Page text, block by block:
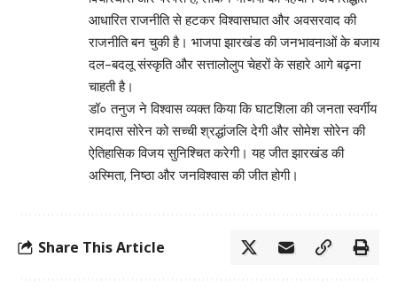
आधारित राजनीति से हटकर विश्वासघात और अवसरवाद की
राजनीति बन चुकी है। भाजपा झारखंड की जनभावनाओं के बजाय
दल-बदलू संस्कृति और सत्तालोलुप चेहरों के सहारे आगे बढ़ना
चाहती है।
डॉ० तनुज ने विश्वास व्यक्त किया कि घाटशिला की जनता स्वर्गीय
रामदास सोरेन को सच्ची श्रद्धांजलि देगी और सोमेश सोरेन की
ऐतिहासिक विजय सुनिश्चित करेगी। यह जीत झारखंड की
अस्मिता, निष्ठा और जनविश्वास की जीत होगी।
Share This Article